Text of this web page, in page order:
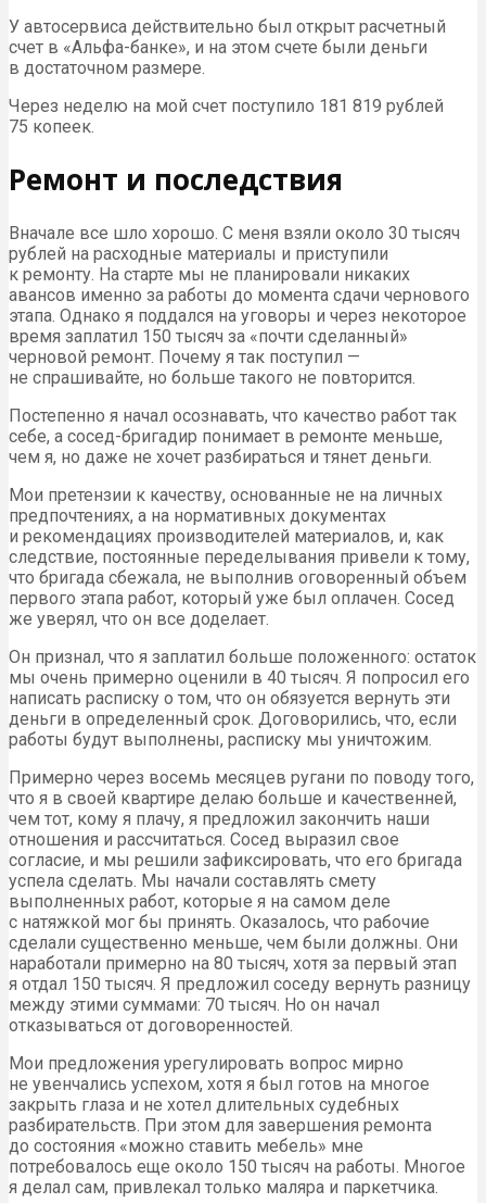
У автосервиса действительно был открыт расчетный
счет в «Альфа-банке», и на этом счете были деньги
в достаточном размере.
Через неделю на мой счет поступило 181 819 рублей
75 копеек.
Ремонт и последствия
Вначале все шло хорошо. С меня взяли около 30 тысяч
рублей на расходные материалы и приступили
к ремонту. На старте мы не планировали никаких
авансов именно за работы до момента сдачи чернового
этапа. Однако я поддался на уговоры и через некоторое
время заплатил 150 тысяч за «почти сделанный»
черновой ремонт. Почему я так поступил —
не спрашивайте, но больше такого не повторится.
Постепенно я начал осознавать, что качество работ так
себе, а сосед-бригадир понимает в ремонте меньше,
чем я, но даже не хочет разбираться и тянет деньги.
Мои претензии к качеству, основанные не на личных
предпочтениях, а на нормативных документах
и рекомендациях производителей материалов, и, как
следствие, постоянные переделывания привели к тому,
что бригада сбежала, не выполнив оговоренный объем
первого этапа работ, который уже был оплачен. Сосед
же уверял, что он все доделает.
Он признал, что я заплатил больше положенного: остаток
мы очень примерно оценили в 40 тысяч. Я попросил его
написать расписку о том, что он обязуется вернуть эти
деньги в определенный срок. Договорились, что, если
работы будут выполнены, расписку мы уничтожим.
Примерно через восемь месяцев ругани по поводу того,
что я в своей квартире делаю больше и качественней,
чем тот, кому я плачу, я предложил закончить наши
отношения и рассчитаться. Сосед выразил свое
согласие, и мы решили зафиксировать, что его бригада
успела сделать. Мы начали составлять смету
выполненных работ, которые я на самом деле
с натяжкой мог бы принять. Оказалось, что рабочие
сделали существенно меньше, чем были должны. Они
наработали примерно на 80 тысяч, хотя за первый этап
я отдал 150 тысяч. Я предложил соседу вернуть разницу
между этими суммами: 70 тысяч. Но он начал
отказываться от договоренностей.
Мои предложения урегулировать вопрос мирно
не увенчались успехом, хотя я был готов на многое
закрыть глаза и не хотел длительных судебных
разбирательств. При этом для завершения ремонта
до состояния «можно ставить мебель» мне
потребовалось еще около 150 тысяч на работы. Многое
я делал сам, привлекал только маляра и паркетчика.